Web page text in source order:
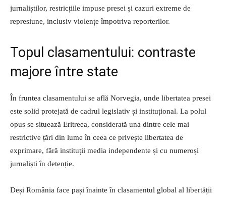
jurnaliștilor, restricțiile impuse presei și cazuri extreme de
represiune, inclusiv violențe împotriva reporterilor.
Topul clasamentului: contraste
majore între state
În fruntea clasamentului se află Norvegia, unde libertatea presei
este solid protejată de cadrul legislativ și instituțional. La polul
opus se situează Eritreea, considerată una dintre cele mai
restrictive țări din lume în ceea ce privește libertatea de
exprimare, fără instituții media independente și cu numeroși
jurnaliști în detenție.
Deși România face pași înainte în clasamentul global al libertății